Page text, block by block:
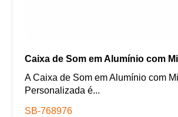
Caixa de Som em Alumínio com
A Caixa de Som em Alumínio com
Personalizada é...
SB-768976